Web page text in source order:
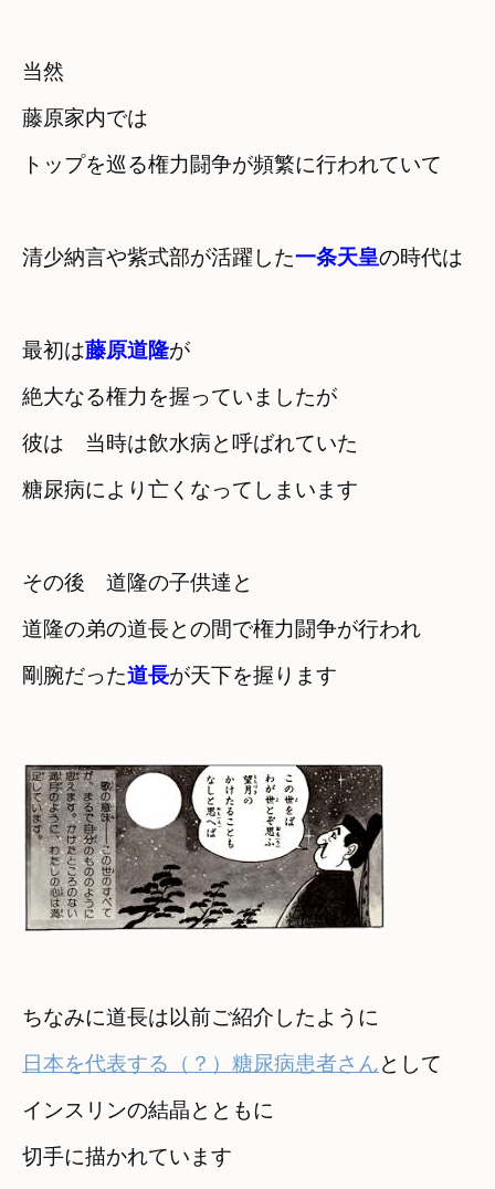
当然
藤原家内では
トップを巡る権力闘争が頻繁に行われていて
清少納言や紫式部が活躍した一条天皇の時代は
最初は藤原道隆が
絶大なる権力を握っていましたが
彼は　当時は飲水病と呼ばれていた
糖尿病により亡くなってしまいます
その後　道隆の子供達と
道隆の弟の道長との間で権力闘争が行われ
剛腕だった道長が天下を握ります
ちなみに道長は以前ご紹介したように
日本を代表する（？）糖尿病患者さんとして
インスリンの結晶とともに
切手に描かれています